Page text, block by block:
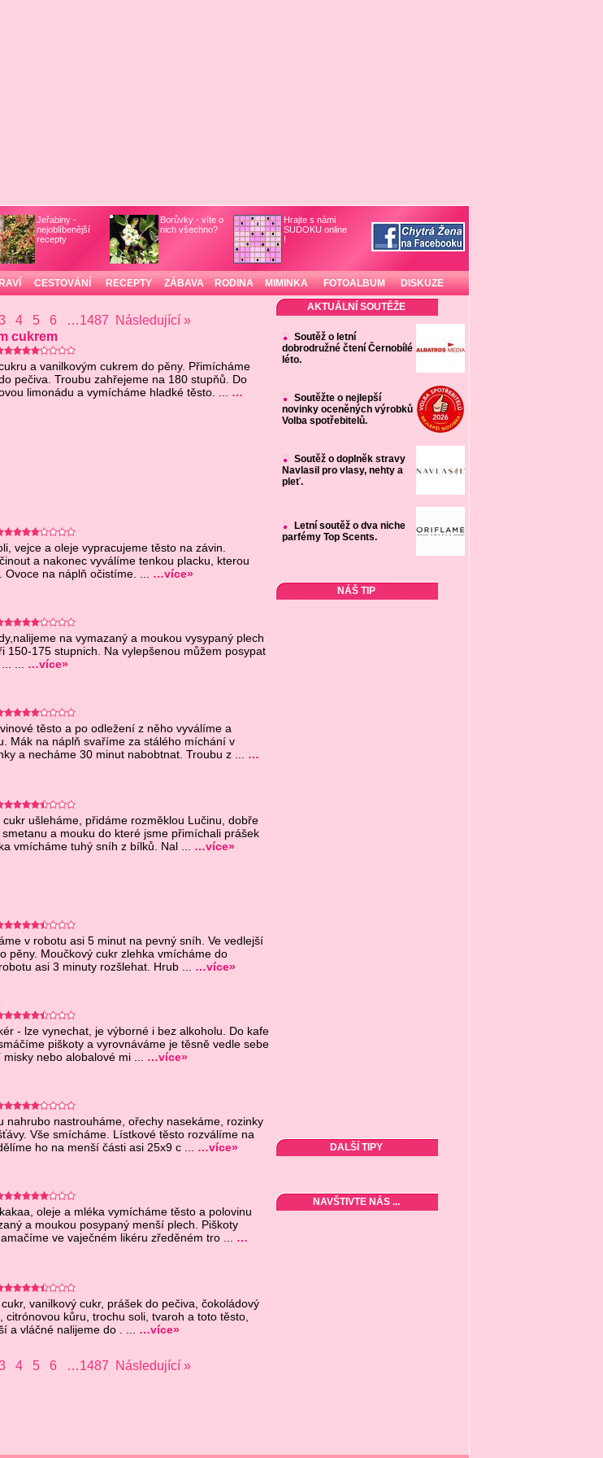
Jeřabiny -
nejoblíbenější
recepty
Borůvky - víte o
nich všechno?
Hrajte s námi
SUDOKU online
!
CESTOVÁNÍ RECEPTY ZÁBAVA RODINA MIMINKA FOTOALBUM DISKUZE
4 5 6 …1487
Následující »
cukrem
a vanilkovým cukrem do pěny. Přimícháme
pečiva. Troubu zahřejeme na 180 stupňů. Do
limonádu a vymícháme hladké těsto. ...
…
vejce a oleje vypracujeme těsto na závin.
a nakonec vyválíme tenkou placku, kterou
na náplň očistíme. ...
…více»
na vymazaný a moukou vysypaný plech
150-175 stupnich. Na vylepšenou můžem posypat
...
…více»
těsto a po odležení z něho vyválíme a
Mák na náplň svaříme za stálého míchání v
a necháme 30 minut nabobtnat. Troubu z ...
…
ušleháme, přidáme rozměklou Lučinu, dobře
a mouku do které jsme přimíchali prášek
vmícháme tuhý sníh z bílků. Nal ...
…více»
v robotu asi 5 minut na pevný sníh. Ve vedlejší
pěny. Moučkový cukr zlehka vmícháme do
asi 3 minuty rozšlehat. Hrub ...
…více»
- lze vynechat, je výborné i bez alkoholu. Do kafe
piškoty a vyrovnáváme je těsně vedle sebe
nebo alobalové mi ...
…více»
nahrubo nastrouháme, ořechy nasekáme, rozinky
Vše smícháme. Lístkové těsto rozválíme na
ho na menší části asi 25x9 c ...
…více»
oleje a mléka vymícháme těsto a polovinu
a moukou posypaný menší plech. Piškoty
ve vaječném likéru zředěném tro ...
…
vanilkový cukr, prášek do pečiva, čokoládový
citrónovou kůru, trochu soli, tvaroh a toto těsto,
a vláčné nalijeme do . ...
…více»
4 5 6 …1487 Následující »
AKTUÁLNÍ SOUTĚŽE
Soutěž o letní
dobrodružné čtení Černobílé
léto.
Soutěžte o nejlepší
novinky oceněných výrobků
Volba spotřebitelů.
Soutěž o doplněk stravy
Navlasil pro vlasy, nehty a
pleť.
Letní soutěž o dva niche
parfémy Top Scents.
NÁŠ TIP
DALŠÍ TIPY
NAVŠTIVTE NÁS ...